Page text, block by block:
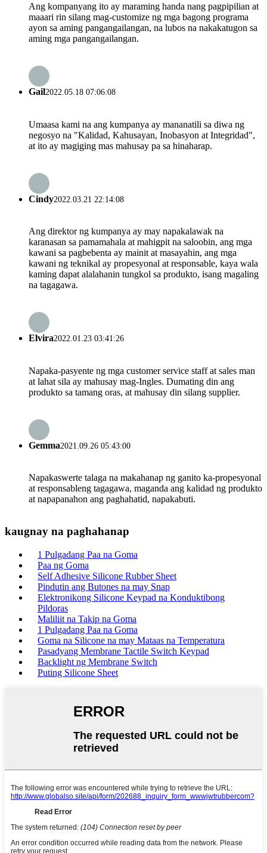
Ang kompanyang ito ay maraming handa nang pagpipilian at
maaari rin silang mag-customize ng mga bagong programa
ayon sa aming pangangailangan, na lubos na nakakatugon sa
aming mga pangangailangan.
Gail2022.05.18 07:06:08
Umaasa kami na ang kumpanya ay mananatili sa diwa ng
negosyo na "Kalidad, Kahusayan, Inobasyon at Integridad",
at ito ay magiging mas mahusay pa sa hinaharap.
Cindy2022.03.21 22:14:08
Ang direktor ng kumpanya ay may napakalawak na
karanasan sa pamamahala at mahigpit na saloobin, ang mga
kawani sa pagbebenta ay mainit at masayahin, ang mga
kawani ng teknikal ay propesyonal at responsable, kaya wala
kaming dapat alalahanin tungkol sa produkto, isang magaling
na tagagawa.
Elvira2022.01.23 03:41:26
Napaka-pasyente ng mga customer service staff at sales man
at lahat sila ay mahusay mag-Ingles. Dumating din ang
produkto sa tamang oras, at mahusay din silang supplier.
Gemma2021.09.26 05:43:00
Napakaswerte talaga na makahanap ng ganito ka-propesyonal
at responsableng tagagawa, maganda ang kalidad ng produkto
at napapanahon ang paghahatid, napakabuti.
kaugnay na paghahanap
1 Pulgadang Paa na Goma
Paa ng Goma
Self Adhesive Silicone Rubber Sheet
Pindutin ang Butones na may Snap
Elektronikong Silicone Keypad na Konduktibong
Pildoras
Maliliit na Takip na Goma
1 Pulgadang Paa na Goma
Goma na Silicone na may Mataas na Temperatura
Pasadyang Membrane Tactile Switch Keypad
Backlight ng Membrane Switch
Puting Silicone Sheet